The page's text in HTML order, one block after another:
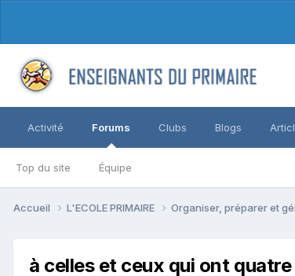
Activité Forums
Top du site Équipe
Clubs Blogs
Accueil L'ECOLE PRIMAIRE Organiser, préparer et
à celles et ceux qui ont quatre